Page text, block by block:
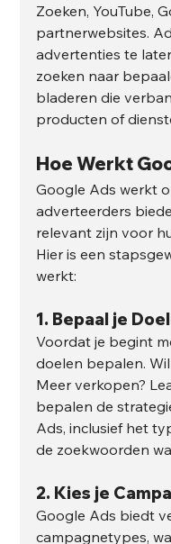
Zoeken, YouTube,
partnerwebsites.
advertenties te
zoeken naar
bladeren die
producten of
Hoe Werkt
Google Ads werkt
adverteerders
relevant zijn voor
Hier is een
werkt:
1. Bepaal je
Voordat je begint
doelen bepalen.
Meer verkopen?
bepalen de
Ads, inclusief het
de zoekwoorden
2. Kies je
Google Ads biedt
campagnetypes,